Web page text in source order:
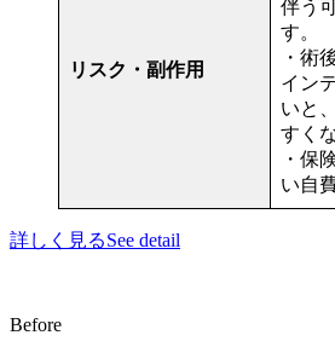
リスク・副作用
伴う
す。
・術
イン
いと
すく
・保
い自
詳しく見るSee detail
Before